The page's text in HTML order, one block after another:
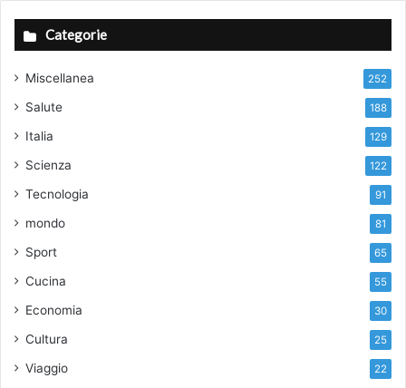
Categorie
Miscellanea 252
Salute 188
Italia 129
Scienza 122
Tecnologia 91
mondo 81
Sport 65
Cucina 55
Economia 30
Cultura 25
Viaggio 22